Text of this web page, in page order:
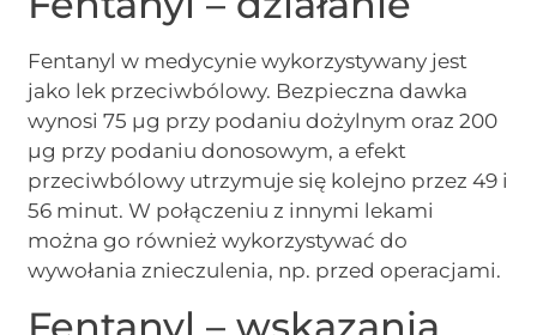
Fentanyl w medycynie wykorzystywany jest
jako lek przeciwbólowy. Bezpieczna dawka
wynosi 75 µg przy podaniu dożylnym oraz 200
µg przy podaniu donosowym, a efekt
przeciwbólowy utrzymuje się kolejno przez 49 i
56 minut. W połączeniu z innymi lekami
można go również wykorzystywać do
wywołania znieczulenia, np. przed operacjami.